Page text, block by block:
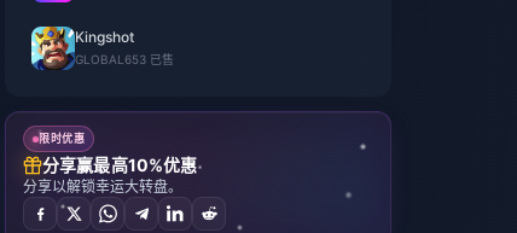
Kingshot
GLOBAL 653 已售
限时优惠
分享赢最高10%优惠
分享以解锁幸运大转盘。